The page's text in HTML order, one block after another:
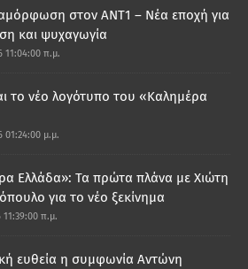
στον ΑΝΤ1 – Νέα εποχή για
και ψυχαγωγία
11:04:00 π.μ.
το νέο λογότυπο του «Καλημέρα
01:24:00 μ.μ.
Ελλάδα»: Τα πρώτα πλάνα με Χιώτη
για το νέο ξεκίνημα
π.μ.
ευθεία η συμφωνία Αντώνη